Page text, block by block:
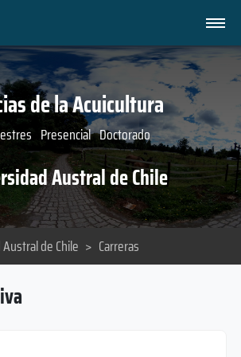
de la Acuicultura
Presencial Doctorado
Austral de Chile
de Chile > Carreras